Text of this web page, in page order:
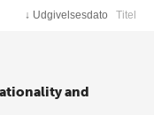
↓ Udgivelsesdato Titel
and